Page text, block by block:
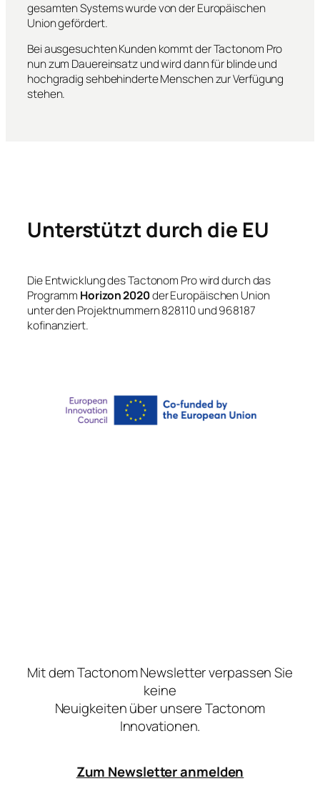
gesamten Systems wurde von der Europäischen
Union gefördert.
Bei ausgesuchten Kunden kommt der Tactonom Pro
nun zum Dauereinsatz und wird dann für blinde und
hochgradig sehbehinderte Menschen zur Verfügung
stehen.
Unterstützt durch die EU
Die Entwicklung des Tactonom Pro wird durch das
Programm Horizon 2020der Europäischen Union
unter den Projektnummern 828110 und 968187
kofinanziert.
Mit dem Tactonom Newsletter verpassen Sie
keine
Neuigkeiten über unsere Tactonom
Innovationen.
Zum Newsletter anmelden